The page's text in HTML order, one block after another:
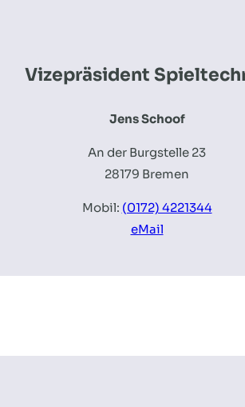
Vizepräsident
Jens Schoof
An der Burgstelle 23
28179 Bremen
Mobil: (0172) 4221344
eMail